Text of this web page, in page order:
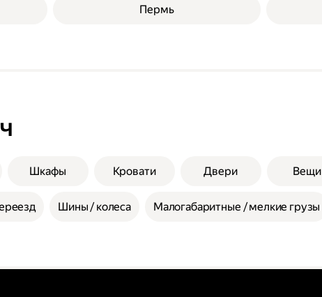
Пермь
Шкафы Кровати Двери Вещи
Шины / колеса Малогабаритные / мелкие грузы